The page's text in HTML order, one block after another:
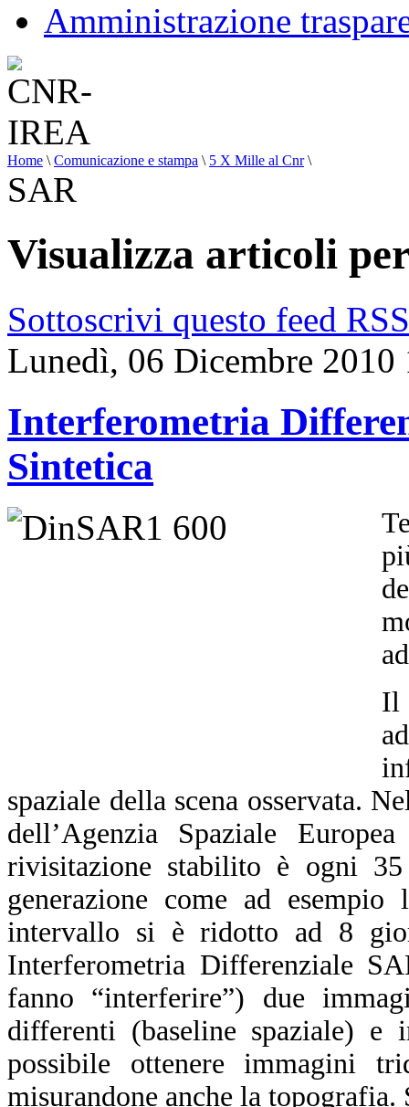
Amministrazione
Home \ Comunicazione e stampa \ 5 X Mille al Cnr \
SAR
Visualizza articoli
Sottoscrivi questo feed RSS
Lunedì, 06 Dicembre 2010
Interferometria
Sintetica
Il
spaziale della scena osservata.
dell’Agenzia Spaziale
rivisitazione stabilito è ogni
generazione come ad
intervallo si è ridotto ad 8
Interferometria Differenziale
fanno “interferire”) due
differenti (baseline spaziale) e
possibile ottenere immagini
misurandone anche la